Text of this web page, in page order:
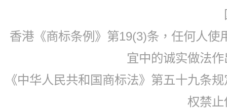
香港《商标条例》第19(3)条，任何人
宜中的诚实做法
《中华人民共和国商标法》第五十九条
权禁